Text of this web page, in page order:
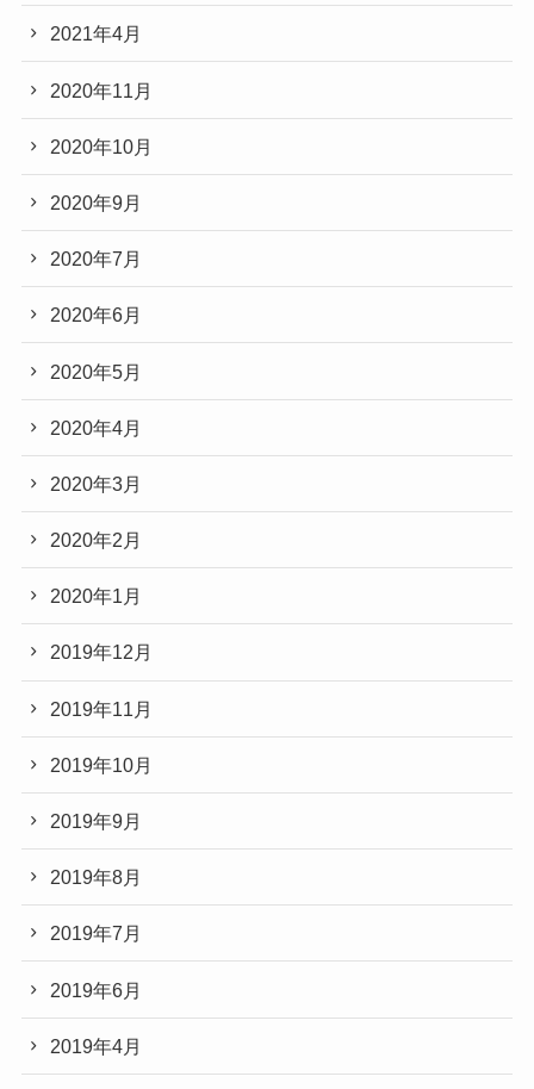
2021年4月
2020年11月
2020年10月
2020年9月
2020年7月
2020年6月
2020年5月
2020年4月
2020年3月
2020年2月
2020年1月
2019年12月
2019年11月
2019年10月
2019年9月
2019年8月
2019年7月
2019年6月
2019年4月